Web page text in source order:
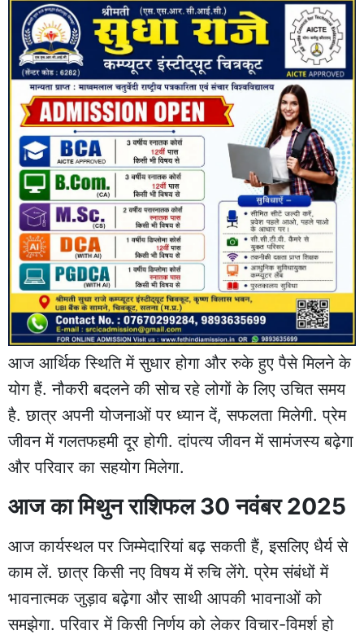
आज आर्थिक स्थिति में सुधार होगा और रुके हुए पैसे मिलने के
योग हैं. नौकरी बदलने की सोच रहे लोगों के लिए उचित समय
है. छात्र अपनी योजनाओं पर ध्यान दें, सफलता मिलेगी. प्रेम
जीवन में गलतफहमी दूर होगी. दांपत्य जीवन में सामंजस्य बढ़ेगा
और परिवार का सहयोग मिलेगा.
आज का मिथुन राशिफल 30 नवंबर 2025
आज कार्यस्थल पर जिम्मेदारियां बढ़ सकती हैं, इसलिए धैर्य से
काम लें. छात्र किसी नए विषय में रुचि लेंगे. प्रेम संबंधों में
भावनात्मक जुड़ाव बढ़ेगा और साथी आपकी भावनाओं को
समझेगा. परिवार में किसी निर्णय को लेकर विचार-विमर्श हो